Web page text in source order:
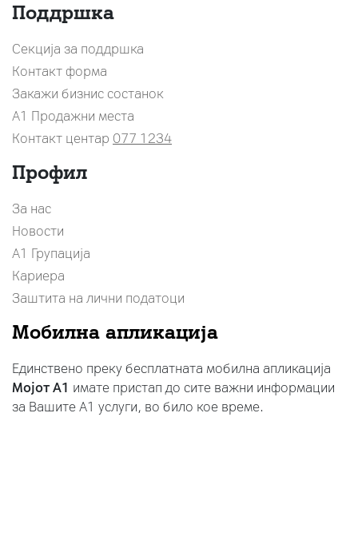
Поддршка
Секција за поддршка
Контакт форма
Закажи бизнис состанок
A1 Продажни места
Контакт центар 077 1234
Профил
За нас
Новости
А1 Групација
Кариера
Заштита на лични податоци
Мобилна апликација
Единствено преку бесплатната мобилна апликација
Мојот A1 имате пристап до сите важни информации
за Вашите A1 услуги, во било кое време.